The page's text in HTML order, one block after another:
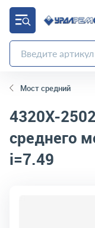
Мост средний
4320Х-
среднего
i=7.49